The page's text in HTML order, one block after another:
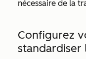
nécessaire de la
Configurez
standardiser